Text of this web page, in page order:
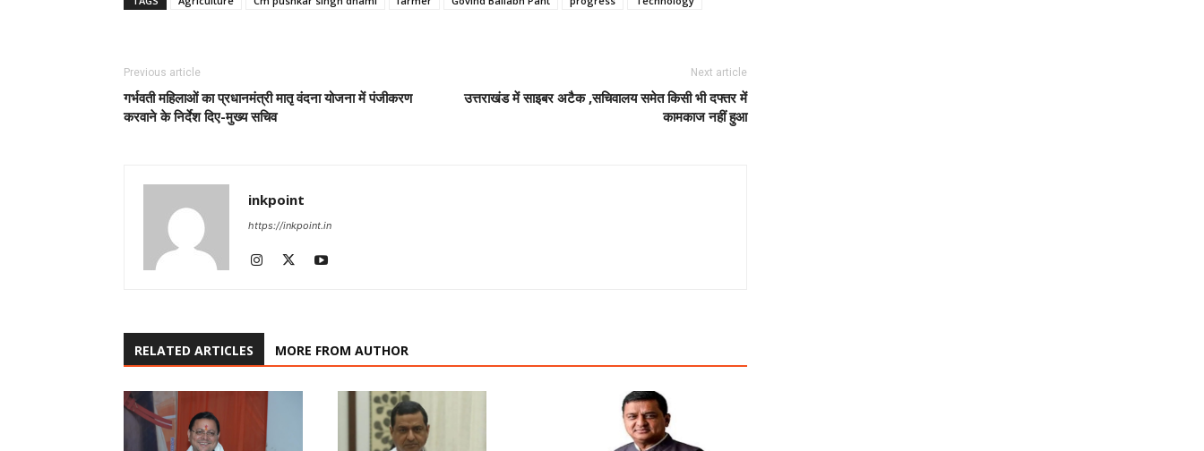
Previous article
गर्भवती महिलाओं का प्रधानमंत्री मातृ वंदना योजना में पंजीकरण
करवाने के निर्देश दिए-मुख्य सचिव
Next article
उत्तराखंड में साइबर अटैक ,सचिवालय समेत किसी भी दफ्तर में
कामकाज नहीं हुआ
inkpoint
https://inkpoint.in
RELATED ARTICLES MORE FROM AUTHOR